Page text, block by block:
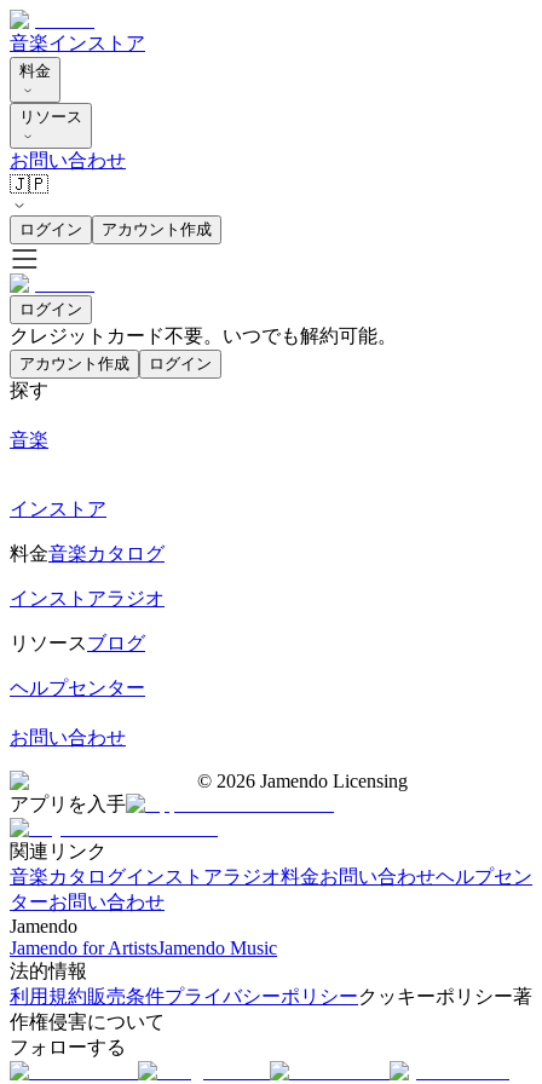
音楽インストア
料金
リソース
お問い合わせ
🇯🇵
ログイン アカウント作成
ログイン
クレジットカード不要。いつでも解約可能。
アカウント作成 ログイン
探す
音楽
インストア
料金音楽カタログ
インストアラジオ
リソースブログ
ヘルプセンター
お問い合わせ
© 2026 Jamendo Licensing
アプリを入手
関連リンク
音楽カタログインストアラジオ料金お問い合わせヘルプセン
ターお問い合わせ
Jamendo
Jamendo for ArtistsJamendo Music
法的情報
利用規約販売条件プライバシーポリシークッキーポリシー著
作権侵害について
フォローする